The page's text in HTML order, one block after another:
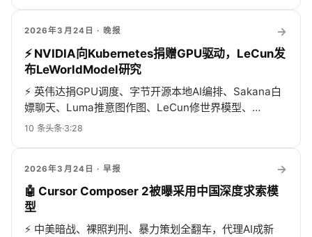
2026年3月24日 · 晚报
→
⚡ NVIDIA向Kubernetes捐赠GPU驱动，LeCun发
布LeWorldModel研究
⚡ 英伟达捐GPU调度、字节开源本地AI编排、Sakana白
嫖聊天、Luma推意图作图、LeCun修世界模型、
DeepSeek低成本模型搅动全球、中国“开源+制造”超
10 条头条·3:28
2026年3月24日 · 早报
→
🤖 Cursor Composer 2被曝采用中国深度求索模
型
⚡ 中美暗战、裸照判刑、暴力策划全翻车，代理AI成新